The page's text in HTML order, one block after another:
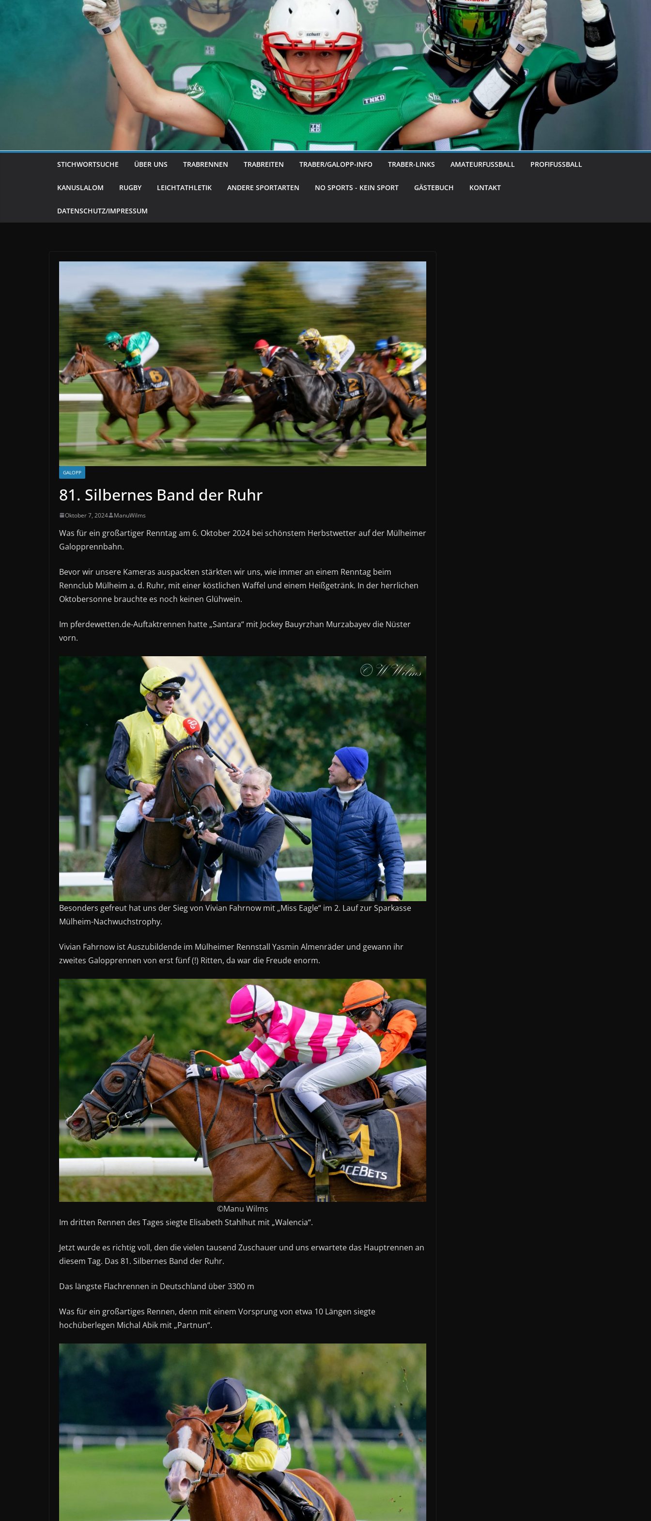
STICHWORTSUCHE ÜBER UNS TRABRENNEN TRABREITEN TRABER/GALOPP-INFO TRABER-LINKS AMATEURFUSSBALL PROFIFUSSBALL
KANUSLALOM RUGBY LEICHTATHLETIK ANDERE SPORTARTEN NO SPORTS - KEIN SPORT GÄSTEBUCH KONTAKT
DATENSCHUTZ/IMPRESSUM
GALOPP
81. Silbernes Band der Ruhr
Oktober 7, 2024 ManuWilms
Was für ein großartiger Renntag am 6. Oktober 2024 bei schönstem Herbstwetter auf der Mülheimer
Galopprennbahn.
Bevor wir unsere Kameras auspackten stärkten wir uns, wie immer an einem Renntag beim
Rennclub Mülheim a. d. Ruhr, mit einer köstlichen Waffel und einem Heißgetränk. In der herrlichen
Oktobersonne brauchte es noch keinen Glühwein.
Im pferdewetten.de-Auftaktrennen hatte „Santara“ mit Jockey Bauyrzhan Murzabayev die Nüster
vorn.
Besonders gefreut hat uns der Sieg von Vivian Fahrnow mit „Miss Eagle“ im 2. Lauf zur Sparkasse
Mülheim-Nachwuchstrophy.
Vivian Fahrnow ist Auszubildende im Mülheimer Rennstall Yasmin Almenräder und gewann ihr
zweites Galopprennen von erst fünf (!) Ritten, da war die Freude enorm.
©Manu Wilms
Im dritten Rennen des Tages siegte Elisabeth Stahlhut mit „Walencia“.
Jetzt wurde es richtig voll, den die vielen tausend Zuschauer und uns erwartete das Hauptrennen an
diesem Tag. Das 81. Silbernes Band der Ruhr.
Das längste Flachrennen in Deutschland über 3300 m
Was für ein großartiges Rennen, denn mit einem Vorsprung von etwa 10 Längen siegte
hochüberlegen Michal Abik mit „Partnun“.